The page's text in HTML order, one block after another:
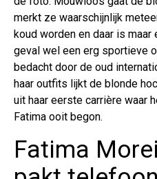
merkt ze waarschijnlijk
koud worden en daar is
geval wel een erg sportieve
bedacht door de oud
haar outfits lijkt de blonde
uit haar eerste carrière waar
Fatima ooit begon.
Fatima